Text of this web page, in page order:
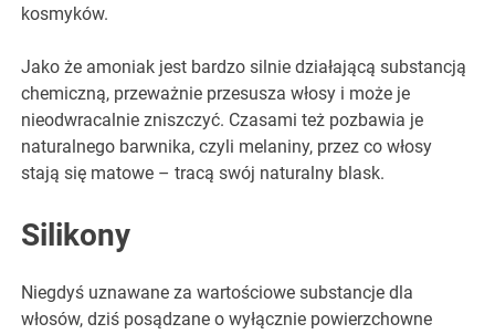
kosmyków.
Jako że amoniak jest bardzo silnie działającą substancją
chemiczną, przeważnie przesusza włosy i może je
nieodwracalnie zniszczyć. Czasami też pozbawia je
naturalnego barwnika, czyli melaniny, przez co włosy
stają się matowe – tracą swój naturalny blask.
Silikony
Niegdyś uznawane za wartościowe substancje dla
włosów, dziś posądzane o wyłącznie powierzchowne